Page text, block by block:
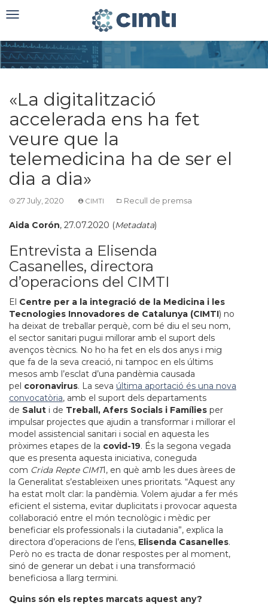
Toggle
«La digitalització
accelerada ens ha fet
veure que la
telemedicina ha de ser el
dia a dia»
27 July, 2020 CIMTI Recull de premsa
Aida Corón, 27.07.2020 (Metadata)
Entrevista a Elisenda
Casanelles, directora
d’operacions del CIMTI
El Centre per a la integració de la Medicina i les
Tecnologies Innovadores de Catalunya (CIMTI) no
ha deixat de treballar perquè, com bé diu el seu nom,
el sector sanitari pugui millorar amb el suport dels
avenços tècnics. No ho ha fet en els dos anys i mig
que fa de la seva creació, ni tampoc en els últims
mesos amb l’esclat d’una pandèmia causada
pel coronavirus. La seva última aportació és una nova
convocatòria, amb el suport dels departaments
de Salut i de Treball, Afers Socials i Famílies per
impulsar projectes que ajudin a transformar i millorar el
model assistencial sanitari i social en aquesta les
pròximes etapes de la covid-19. És la segona vegada
que es presenta aquesta iniciativa, coneguda
com Crida Repte CIMTI, en què amb les dues àrees de
la Generalitat s’estableixen unes prioritats. “Aquest any
ha estat molt clar: la pandèmia. Volem ajudar a fer més
eficient el sistema, evitar duplicitats i provocar aquesta
col·laboració entre el món tecnològic i mèdic per
beneficiar els professionals i la ciutadania”, explica la
directora d’operacions de l’ens, Elisenda Casanelles.
Però no es tracta de donar respostes per al moment,
sinó de generar un debat i una transformació
beneficiosa a llarg termini.
Quins són els reptes marcats aquest any?